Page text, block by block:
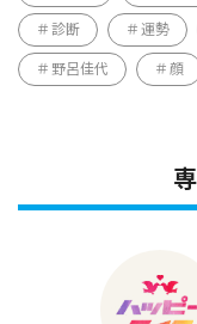
診断 運勢
野呂佳代 顔